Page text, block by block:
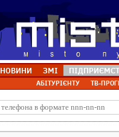
НОВИНИ ЗМІ
АБІТУРІЄНТУ ТВ-